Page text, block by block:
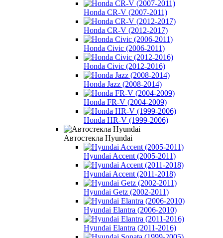
Honda CR-V (2007-2011)
Honda CR-V (2012-2017)
Honda Civic (2006-2011)
Honda Civic (2012-2016)
Honda Jazz (2008-2014)
Honda FR-V (2004-2009)
Honda HR-V (1999-2006)
Автостекла Hyundai
Hyundai Accent (2005-2011)
Hyundai Accent (2011-2018)
Hyundai Getz (2002-2011)
Hyundai Elantra (2006-2010)
Hyundai Elantra (2011-2016)